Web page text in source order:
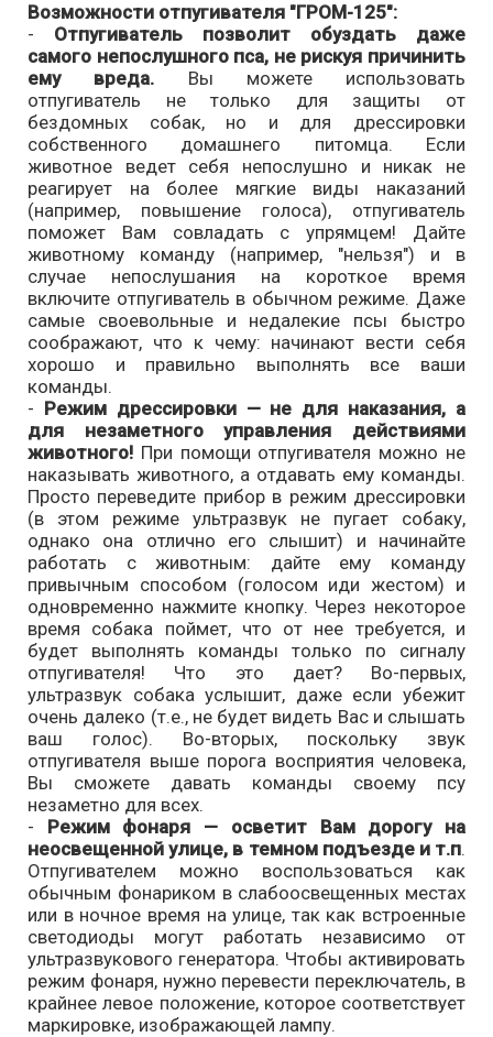
Возможности отпугивателя "ГРОМ-125":
- Отпугиватель позволит обуздать даже
самого непослушного пса, не рискуя причинить
ему вреда. Вы можете использовать
отпугиватель не только для защиты от
бездомных собак, но и для дрессировки
собственного домашнего питомца. Если
животное ведет себя непослушно и никак не
реагирует на более мягкие виды наказаний
(например, повышение голоса), отпугиватель
поможет Вам совладать с упрямцем! Дайте
животному команду (например, "нельзя") и в
случае непослушания на короткое время
включите отпугиватель в обычном режиме. Даже
самые своевольные и недалекие псы быстро
соображают, что к чему: начинают вести себя
хорошо и правильно выполнять все ваши
команды.
- Режим дрессировки — не для наказания, а
для незаметного управления действиями
животного! При помощи отпугивателя можно не
наказывать животного, а отдавать ему команды.
Просто переведите прибор в режим дрессировки
(в этом режиме ультразвук не пугает собаку,
однако она отлично его слышит) и начинайте
работать с животным: дайте ему команду
привычным способом (голосом иди жестом) и
одновременно нажмите кнопку. Через некоторое
время собака поймет, что от нее требуется, и
будет выполнять команды только по сигналу
отпугивателя! Что это дает? Во-первых,
ультразвук собака услышит, даже если убежит
очень далеко (т.е., не будет видеть Вас и слышать
ваш голос). Во-вторых, поскольку звук
отпугивателя выше порога восприятия человека,
Вы сможете давать команды своему псу
незаметно для всех.
- Режим фонаря — осветит Вам дорогу на
неосвещенной улице, в темном подъезде и т.п.
Отпугивателем можно воспользоваться как
обычным фонариком в слабоосвещенных местах
или в ночное время на улице, так как встроенные
светодиоды могут работать независимо от
ультразвукового генератора. Чтобы активировать
режим фонаря, нужно перевести переключатель, в
крайнее левое положение, которое соответствует
маркировке, изображающей лампу.